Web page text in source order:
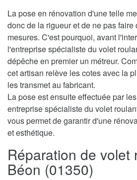
La pose en rénovation d'une telle
donc de la rigueur et de ne pas faire
mesures. C'est pourquoi, avant
l'entreprise spécialiste du volet
dépêche en premier un métreur.
cet artisan relève les cotes avec la
les transmet au fabricant.
La pose est ensuite effectuée par
entreprise spécialiste du volet
vous permet de garantir d'une
et esthétique.
Réparation de volet
Béon (01350)